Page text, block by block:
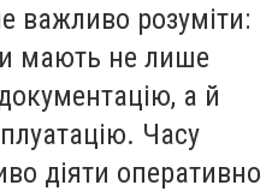
важливо розуміти:
мають не лише
а й
Часу
діяти оперативно